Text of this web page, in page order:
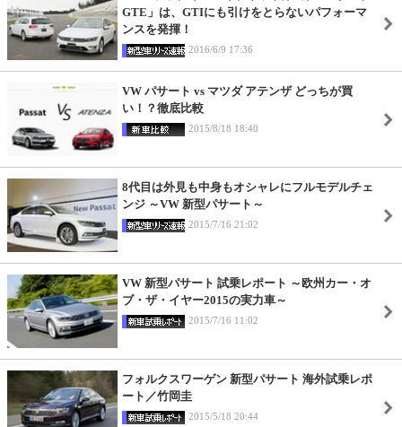
GTE」は、GTIにも引けをとらないパフォーマ
ンスを発揮！
2016/6/9 17:36
VW パサート vs マツダ アテンザ どっちが買
い！？徹底比較
2015/8/18 18:40
8代目は外見も中身もオシャレにフルモデルチェ
ンジ ～VW 新型パサート～
2015/7/16 21:02
VW 新型パサート 試乗レポート ～欧州カー・オ
ブ・ザ・イヤー2015の実力車～
2015/7/16 11:02
フォルクスワーゲン 新型パサート 海外試乗レポ
ート／竹岡圭
2015/5/18 20:44